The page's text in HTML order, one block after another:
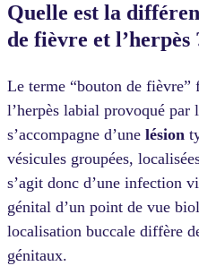
Quelle est la
de fièvre et l’herpès
Le terme “bouton de fièvre”
l’herpès labial provoqué
s’accompagne d’une lésion
vésicules groupées,
s’agit donc d’une infection
génital d’un point de vue
localisation buccale diffère
génitaux.